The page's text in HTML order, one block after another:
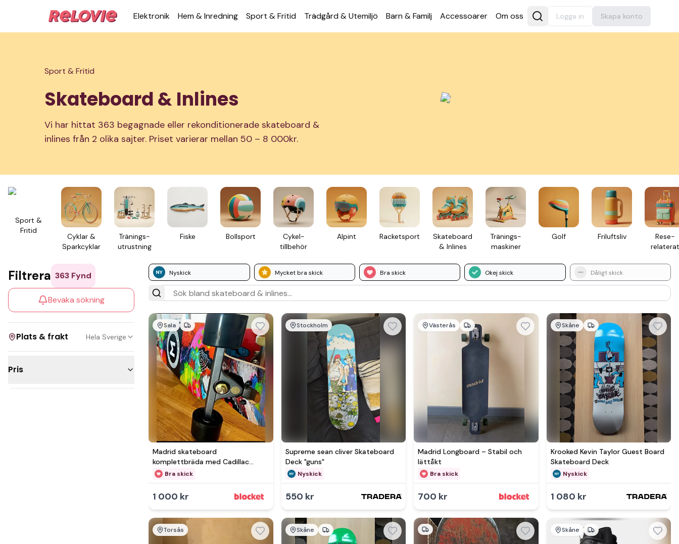
Elek­tronik Hem & Inred­ning Sport & Fritid Trädgård & Utemiljö Barn & Familj Acces­soarer Om oss Logga in Skapa konto
Sport & Fritid
Skateboard & Inlines
Vi har hittat 363 begagnade eller rekonditionerade skateboard &
inlines från 2 olika sajter. Priset varierar mellan 50 – 8 000kr.
Sport &
Fritid
Cyklar &
Spark­cyklar
Tränings­
utrustning
Fiske Boll­sport
Cykel­
tillbehör
Alpint Racket­sport
Skate­board
& Inlines
Tränings­
maskiner
Golf Frilufts­liv
Rese­
relaterat
Nyskick Mycket bra skick Bra skick Okej skick Dåligt skick
Filtrera 363 Fynd
Bevaka sökning
Plats & frakt Hela Sverige
Pris Se mer hos
Sala
Madrid skateboard
komplettbräda med Cadillac
Coaster-hjul
Bra skick
1 000 kr
Se mer hos
Stockholm
Supreme sean cliver Skateboard
Deck "guns"
Nyskick
550 kr
Västerås
Madrid Longboard – Stabil och
lättåkt
Bra skick
700 kr
Skåne
Krooked Kevin Taylor Guest Board
Skateboard Deck
Nyskick
1 080 kr
Torsås Skåne Skåne